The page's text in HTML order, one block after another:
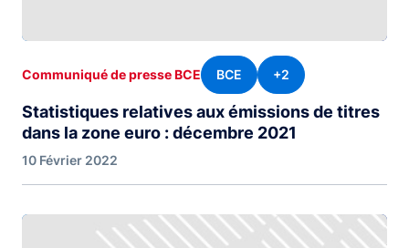
Statistiques relatives aux émissions de titres
dans la zone euro : décembre 2021
Communiqué de presse BCE BCE +2
10 Février 2022